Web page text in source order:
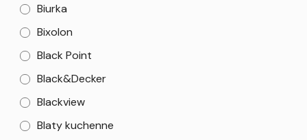
Biurka
Bixolon
Black Point
Black&Decker
Blackview
Blaty kuchenne